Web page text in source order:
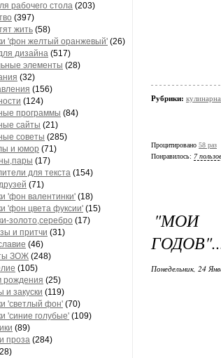
рабочего стола (203)
(397)
жить (58)
'фон желтый оранжевый' (26)
дизайна (517)
элементы (28)
(32)
(156)
(124)
программы (84)
сайты (21)
советы (285)
и юмор (71)
(17)
для текста (154)
(71)
'фон валентинки' (18)
'фон цвета фуксии' (15)
золото,серебро (17)
и притчи (31)
(46)
ЗОЖ (248)
(105)
рождения (25)
и закуски (119)
'светлый фон' (70)
'синие голубые' (109)
(89)
проза (284)
Рубрики:
Процитировано 58 раз
Понравилось: 7
Понедельник, 24